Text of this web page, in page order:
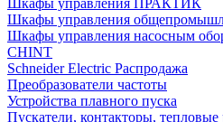
Шкафы управления ПРАКТИК
Шкафы управления
Шкафы управления насосным
CHINT
Schneider Electric Распродажа
Преобразователи частоты
Устройства плавного пуска
Пускатели, контакторы, тепловые